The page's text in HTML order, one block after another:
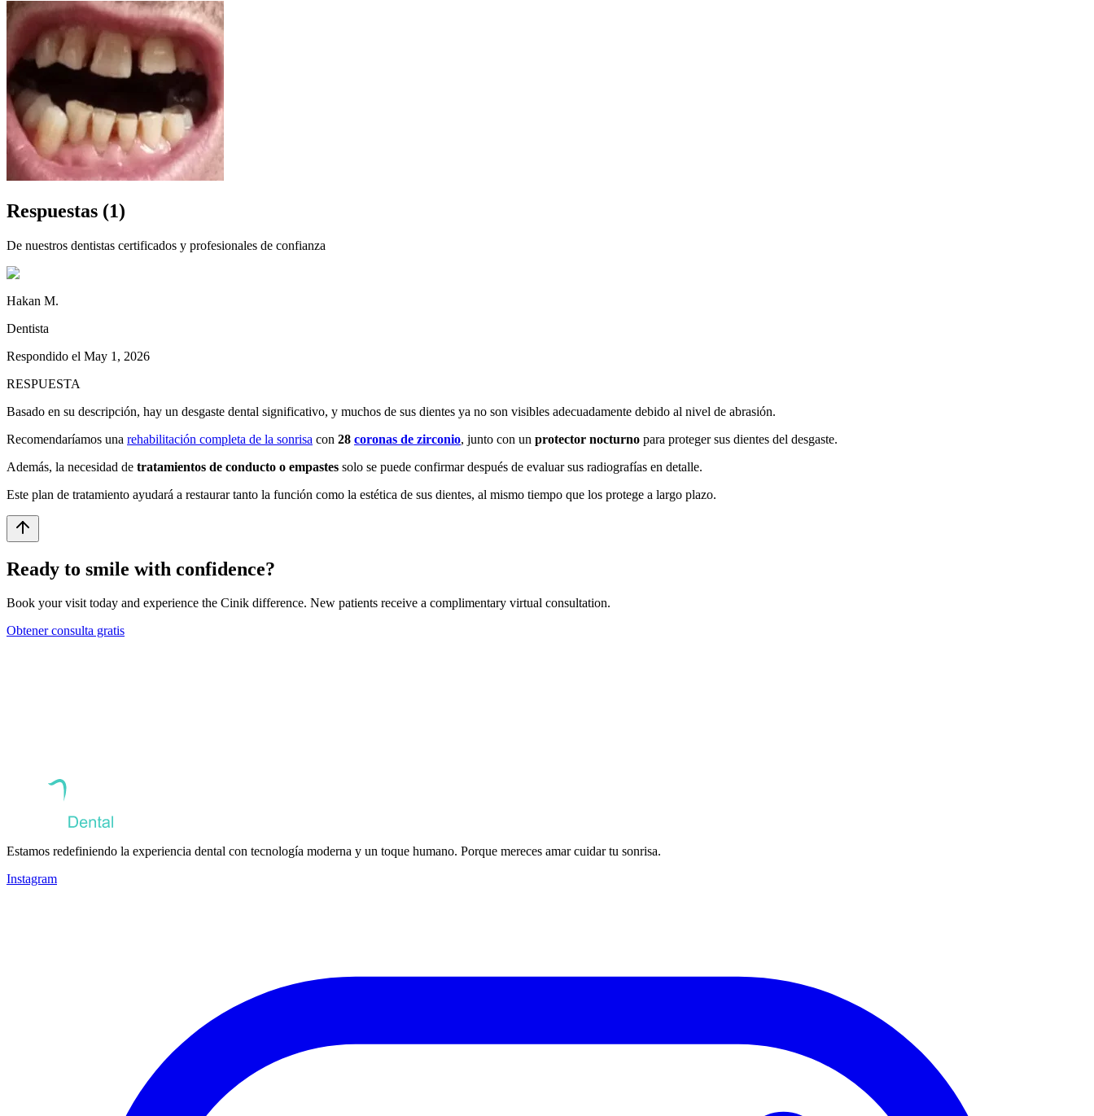
Respuestas (1)
De nuestros dentistas certificados y profesionales de confianza
Hakan M.
Dentista
Respondido el May 1, 2026
RESPUESTA
Basado en su descripción, hay un desgaste dental significativo, y muchos de sus dientes ya no son visibles adecuadamente debido al nivel de abrasión.
Recomendaríamos una rehabilitación completa de la sonrisa con 28 coronas de zirconio, junto con un protector nocturno para proteger sus dientes del desgaste.
Además, la necesidad de tratamientos de conducto o empastes solo se puede confirmar después de evaluar sus radiografías en detalle.
Este plan de tratamiento ayudará a restaurar tanto la función como la estética de sus dientes, al mismo tiempo que los protege a largo plazo.
Ready to smile with confidence?
Book your visit today and experience the Cinik difference. New patients receive a complimentary virtual consultation.
Obtener consulta gratis
Estamos redefiniendo la experiencia dental con tecnología moderna y un toque humano. Porque mereces amar cuidar tu sonrisa.
Instagram